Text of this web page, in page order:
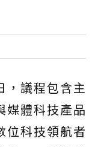
，議程包含主
媒體科技產品
位科技領航者